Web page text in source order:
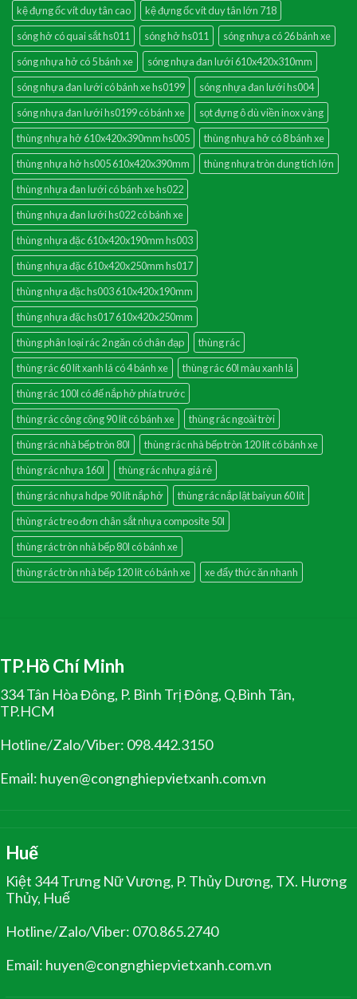
kệ đựng ốc vít duy tân cao
kệ đựng ốc vít duy tân lớn 718
sóng hở có quai sắt hs011
sóng hở hs011
sóng nhựa có 26 bánh xe
sóng nhựa hở có 5 bánh xe
sóng nhựa đan lưới 610x420x310mm
sóng nhựa đan lưới có bánh xe hs0199
sóng nhựa đan lưới hs004
sóng nhựa đan lưới hs0199 có bánh xe
sọt đựng ô dù viền inox vàng
thùng nhựa hở 610x420x390mm hs005
thùng nhựa hở có 8 bánh xe
thùng nhựa hở hs005 610x420x390mm
thùng nhựa tròn dung tích lớn
thùng nhựa đan lưới có bánh xe hs022
thùng nhựa đan lưới hs022 có bánh xe
thùng nhựa đặc 610x420x190mm hs003
thùng nhựa đặc 610x420x250mm hs017
thùng nhựa đặc hs003 610x420x190mm
thùng nhựa đặc hs017 610x420x250mm
thùng phân loại rác 2 ngăn có chân đạp
thùng rác
thùng rác 60 lít xanh lá có 4 bánh xe
thùng rác 60l màu xanh lá
thùng rác 100l có đế nắp hở phía trước
thùng rác công cộng 90 lít có bánh xe
thùng rác ngoài trời
thùng rác nhà bếp tròn 80l
thùng rác nhà bếp tròn 120 lít có bánh xe
thùng rác nhựa 160l
thùng rác nhựa giá rẻ
thùng rác nhựa hdpe 90 lít nắp hở
thùng rác nắp lật baiyun 60 lít
thùng rác treo đơn chân sắt nhựa composite 50l
thùng rác tròn nhà bếp 80l có bánh xe
thùng rác tròn nhà bếp 120 lít có bánh xe
xe đẩy thức ăn nhanh
TP.Hồ Chí Minh
334 Tân Hòa Đông, P. Bình Trị Đông, Q.Bình Tân,
TP.HCM
Hotline/Zalo/Viber: 098.442.3150
Email: huyen@congnghiepvietxanh.com.vn
Huế
Kiệt 344 Trưng Nữ Vương, P. Thủy Dương, TX. Hương
Thủy, Huế
Hotline/Zalo/Viber: 070.865.2740
Email: huyen@congnghiepvietxanh.com.vn